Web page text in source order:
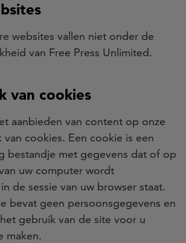
websites vallen niet onder de
van Free Press Unlimited.
van cookies
aanbieden van content op onze
cookies. Een cookie is een
bestandje met gegevens dat of op
uw computer wordt
de sessie van uw browser staat.
bevat geen persoonsgegevens en
gebruik van de site voor u
maken.